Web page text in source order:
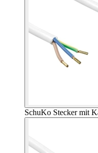
SchuKo Stecker mit